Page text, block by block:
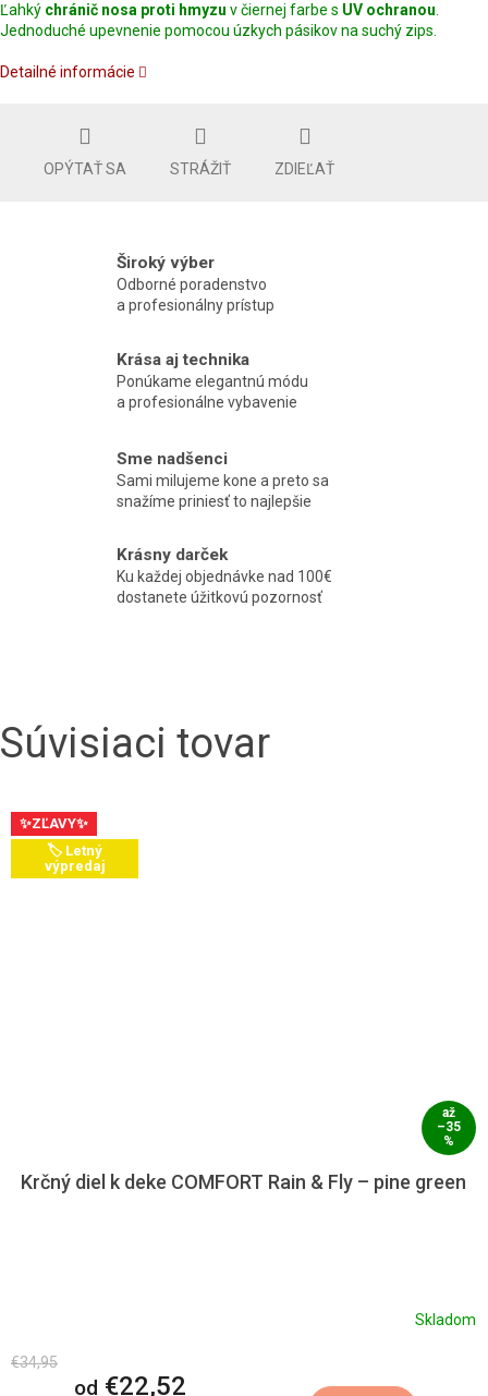
Ľahký chránič nosa proti hmyzu v čiernej farbe s UV ochranou.
Jednoduché upevnenie pomocou úzkych pásikov na suchý zips.
Detailné informácie
OPÝTAŤ SA STRÁŽIŤ ZDIEĽAŤ
Široký výber
Odborné poradenstvo
a profesionálny prístup
Krása aj technika
Ponúkame elegantnú módu
a profesionálne vybavenie
Sme nadšenci
Sami milujeme kone a preto sa
snažíme priniesť to najlepšie
Krásny darček
Ku každej objednávke nad 100€
dostanete úžitkovú pozornosť
Súvisiaci tovar
✨ZĽAVY✨
🏷️ Letný
výpredaj
až
–35
%
Krčný diel k deke COMFORT Rain & Fly – pine green
Skladom
€34,95
od €22,52